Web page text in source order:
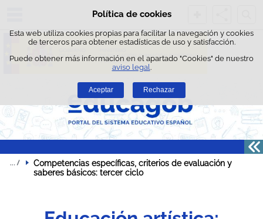
Política de cookies
Esta web utiliza cookies propias para facilitar la navegación y cookies
de terceros para obtener estadísticas de uso y satisfacción.
Puede obtener más información en el apartado "Cookies" de nuestro
aviso legal .
Aceptar Rechazar
Saltar al contenido
Competencias específicas, criterios de evaluación y
saberes básicos: tercer ciclo